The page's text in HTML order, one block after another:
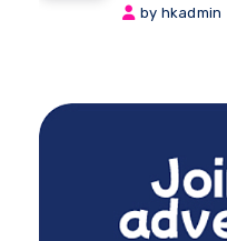
by hkadmin